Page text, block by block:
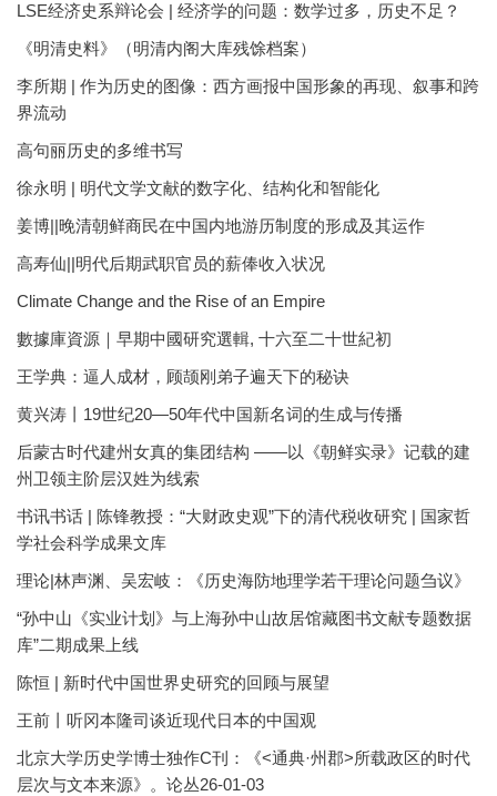
LSE经济史系辩论会 | 经济学的问题：数学过多，历史不足？
《明清史料》（明清内阁大库残馀档案）
李所期 | 作为历史的图像：西方画报中国形象的再现、叙事和跨
界流动
高句丽历史的多维书写
徐永明 | 明代文学文献的数字化、结构化和智能化
姜博||晚清朝鲜商民在中国内地游历制度的形成及其运作
高寿仙||明代后期武职官员的薪俸收入状况
Climate Change and the Rise of an Empire
數據庫資源｜早期中國研究選輯, 十六至二十世紀初
王学典：逼人成材，顾颉刚弟子遍天下的秘诀
黄兴涛丨19世纪20—50年代中国新名词的生成与传播
后蒙古时代建州女真的集团结构 ——以《朝鲜实录》记载的建
州卫领主阶层汉姓为线索
书讯书话 | 陈锋教授：“大财政史观”下的清代税收研究 | 国家哲
学社会科学成果文库
理论|林声渊、吴宏岐：《历史海防地理学若干理论问题刍议》
“孙中山《实业计划》与上海孙中山故居馆藏图书文献专题数据
库”二期成果上线
陈恒 | 新时代中国世界史研究的回顾与展望
王前丨听冈本隆司谈近现代日本的中国观
北京大学历史学博士独作C刊：《<通典·州郡>所载政区的时代
层次与文本来源》。论丛26-01-03